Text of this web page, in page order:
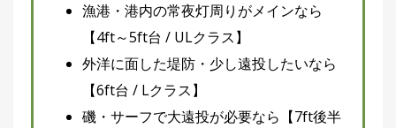
漁港・港内の常夜灯周りがメインなら
【4ft～5ft台 / ULクラス】
外洋に面した堤防・少し遠投したいなら
【6ft台 / Lクラス】
磯・サーフで大遠投が必要なら【7ft後半